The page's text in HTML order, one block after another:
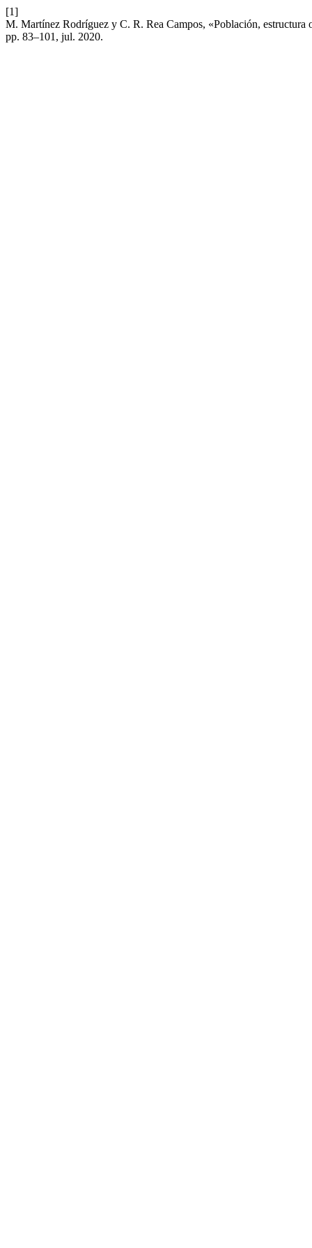
[1]
M. Martínez Rodríguez y C. R. Rea Campos, «Población,
pp. 83–101, jul. 2020.